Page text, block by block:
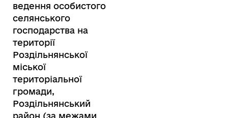
ведення особистого
селянського
господарства на
території
Роздільнянської
міської
територіальної
громади,
Роздільнянський
район (за межами